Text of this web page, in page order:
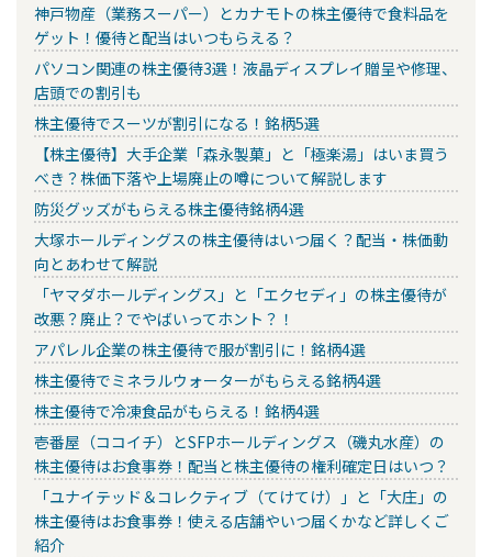
神戸物産（業務スーパー）とカナモトの株主優待で食料品を
ゲット！優待と配当はいつもらえる？
パソコン関連の株主優待3選！液晶ディスプレイ贈呈や修理、
店頭での割引も
株主優待でスーツが割引になる！銘柄5選
【株主優待】大手企業「森永製菓」と「極楽湯」はいま買う
べき？株価下落や上場廃止の噂について解説します
防災グッズがもらえる株主優待銘柄4選
大塚ホールディングスの株主優待はいつ届く？配当・株価動
向とあわせて解説
「ヤマダホールディングス」と「エクセディ」の株主優待が
改悪？廃止？でやばいってホント？！
アパレル企業の株主優待で服が割引に！銘柄4選
株主優待でミネラルウォーターがもらえる銘柄4選
株主優待で冷凍食品がもらえる！銘柄4選
壱番屋（ココイチ）とSFPホールディングス（磯丸水産）の
株主優待はお食事券！配当と株主優待の権利確定日はいつ？
「ユナイテッド＆コレクティブ（てけてけ）」と「大庄」の
株主優待はお食事券！使える店舗やいつ届くかなど詳しくご
紹介